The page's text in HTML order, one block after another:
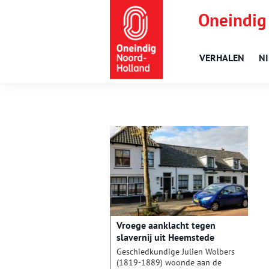
VERHALEN
Vroege aanklacht tegen
slavernij uit Heemstede
Geschiedkundige Julien Wolbers
(1819-1889) woonde aan de